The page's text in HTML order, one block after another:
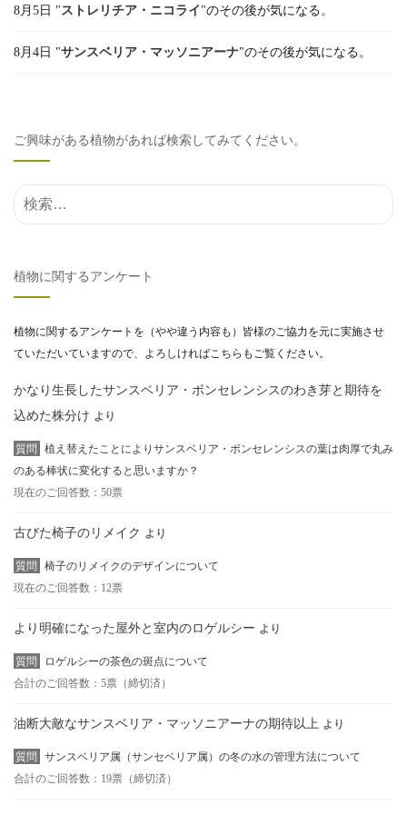
8月5日 "ストレリチア・ニコライ "のその後が気になる。
8月4日 "サンスベリア・マッソニアーナ"のその後が気になる。
ご興味がある植物があれば検索してみてください。
検索結果:
植物に関するアンケート
植物に関するアンケートを（やや違う内容も）皆様のご協力を元に実施させ
ていただいていますので、よろしければこちらもご覧ください。
かなり生長したサンスベリア・ボンセレンシスのわき芽と期待を
込めた株分け より
質問
植え替えたことによりサンスベリア・ボンセレンシスの葉は肉厚で丸み
のある棒状に変化すると思いますか？
現在のご回答数：50票
古びた椅子のリメイク より
質問
椅子のリメイクのデザインについて
現在のご回答数：12票
より明確になった屋外と室内のロゲルシー より
質問
ロゲルシーの茶色の斑点について
合計のご回答数：5票（締切済）
油断大敵なサンスベリア・マッソニアーナの期待以上 より
質問
サンスベリア属（サンセベリア属）の冬の水の管理方法について
合計のご回答数：19票（締切済）